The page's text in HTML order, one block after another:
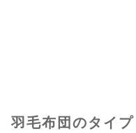
羽毛布団のタイプ